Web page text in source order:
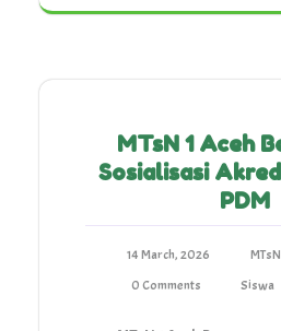
MTsN 1 Aceh
Sosialisasi
PDM
14 March, 2026
0 Comments
Siswa